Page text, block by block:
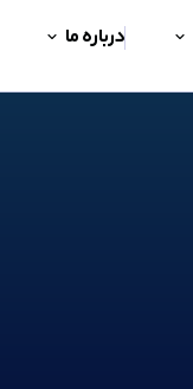
درباره ما